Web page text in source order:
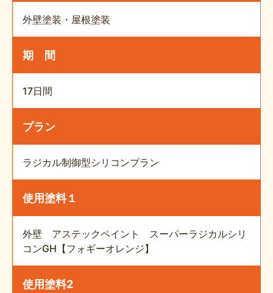
外壁塗装・屋根塗装
期 間
17日間
プラン
ラジカル制御型シリコンプラン
使用塗料１
外壁 アステックペイント スーパーラジカルシリ
コンGH【フォギーオレンジ】
使用塗料2